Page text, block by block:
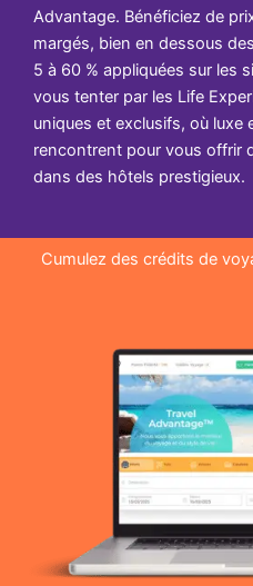
Advantage. Bénéficiez de
margés, bien en dessous
5 à 60 % appliquées sur les
vous tenter par les Life
uniques et exclusifs, où luxe
rencontrent pour vous offrir
dans des hôtels prestigieux.
Cumulez des crédits de